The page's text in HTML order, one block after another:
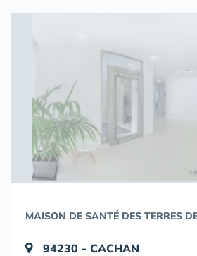
MAISON DE SANTÉ DES TERRES
94230 - CACHAN